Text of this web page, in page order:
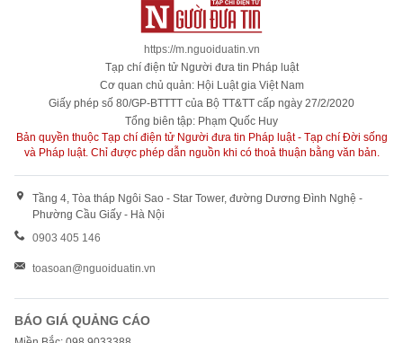
https://m.nguoiduatin.vn
Tạp chí điện tử Người đưa tin Pháp luật
Cơ quan chủ quản: Hội Luật gia Việt Nam
Giấy phép số 80/GP-BTTTT của Bộ TT&TT cấp ngày 27/2/2020
Tổng biên tập: Phạm Quốc Huy
Bản quyền thuộc Tạp chí điện tử Người đưa tin Pháp luật - Tạp chí Đời sống
và Pháp luật. Chỉ được phép dẫn nguồn khi có thoả thuận bằng văn bản.
Tầng 4, Tòa tháp Ngôi Sao - Star Tower, đường Dương Đình Nghệ -
Phường Cầu Giấy - Hà Nội
0903 405 146
toasoan@nguoiduatin.vn
BÁO GIÁ QUẢNG CÁO